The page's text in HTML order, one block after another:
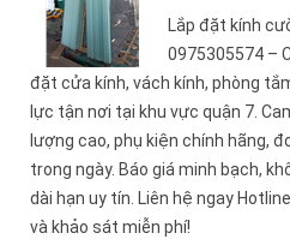
Lắp đặt kính
0975305574 –
đặt cửa kính, vách kính, phòng
lực tận nơi tại khu vực quận 7.
lượng cao, phụ kiện chính hãng,
trong ngày. Báo giá minh bạch,
dài hạn uy tín. Liên hệ ngay
và khảo sát miễn phí!